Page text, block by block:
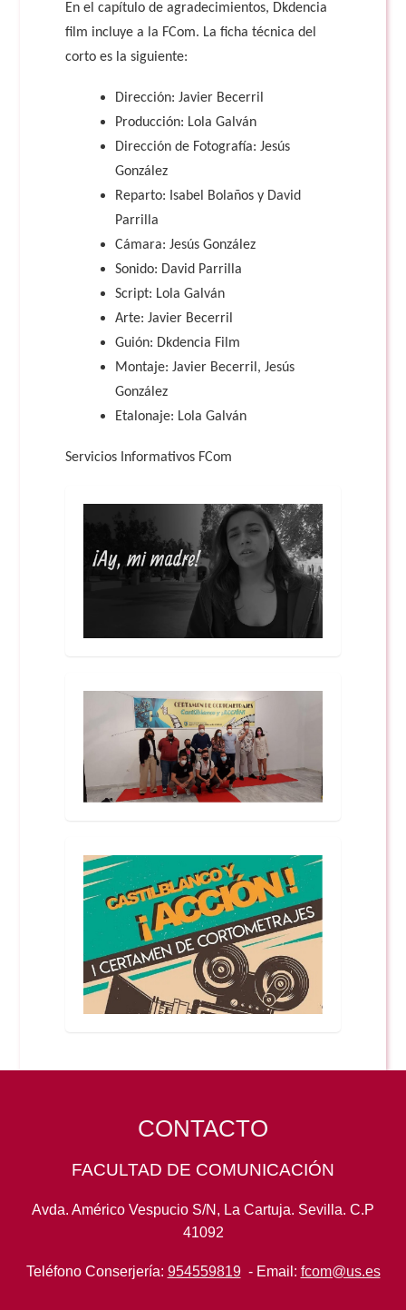
En el capítulo de agradecimientos, Dkdencia
film incluye a la FCom. La ficha técnica del
corto es la siguiente:
Dirección: Javier Becerril
Producción: Lola Galván
Dirección de Fotografía: Jesús
González
Reparto: Isabel Bolaños y David
Parrilla
Cámara: Jesús González
Sonido: David Parrilla
Script: Lola Galván
Arte: Javier Becerril
Guión: Dkdencia Film
Montaje: Javier Becerril, Jesús
González
Etalonaje: Lola Galván
Servicios Informativos FCom
CONTACTO
FACULTAD DE COMUNICACIÓN
Avda. Américo Vespucio S/N, La Cartuja. Sevilla. C.P
41092
Teléfono Conserjería: 954559819- Email: fcom@us.es